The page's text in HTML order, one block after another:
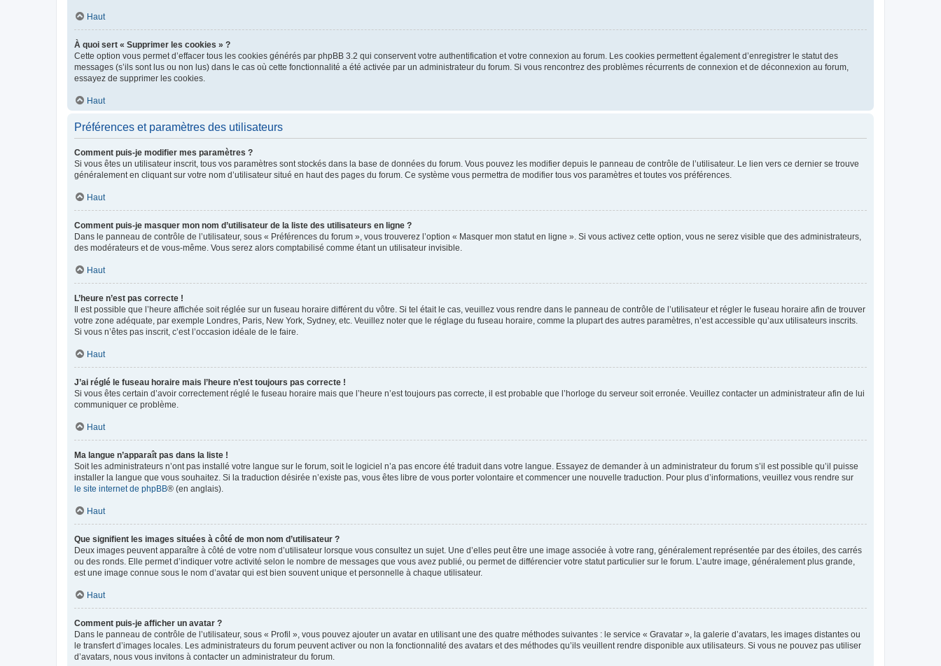
Haut
À quoi sert « Supprimer les cookies » ?
Cette option vous permet d’effacer tous les cookies générés par phpBB 3.2 qui conservent votre authentification et votre connexion au forum. Les cookies permettent également d’enregistrer le statut des
messages (s’ils sont lus ou non lus) dans le cas où cette fonctionnalité a été activée par un administrateur du forum. Si vous rencontrez des problèmes récurrents de connexion et de déconnexion au forum,
essayez de supprimer les cookies.
Haut
Préférences et paramètres des utilisateurs
Comment puis-je modifier mes paramètres ?
Si vous êtes un utilisateur inscrit, tous vos paramètres sont stockés dans la base de données du forum. Vous pouvez les modifier depuis le panneau de contrôle de l’utilisateur. Le lien vers ce dernier se trouve
généralement en cliquant sur votre nom d’utilisateur situé en haut des pages du forum. Ce système vous permettra de modifier tous vos paramètres et toutes vos préférences.
Haut
Comment puis-je masquer mon nom d’utilisateur de la liste des utilisateurs en ligne ?
Dans le panneau de contrôle de l’utilisateur, sous « Préférences du forum », vous trouverez l’option « Masquer mon statut en ligne ». Si vous activez cette option, vous ne serez visible que des administrateurs,
des modérateurs et de vous-même. Vous serez alors comptabilisé comme étant un utilisateur invisible.
Haut
L’heure n’est pas correcte !
Il est possible que l’heure affichée soit réglée sur un fuseau horaire différent du vôtre. Si tel était le cas, veuillez vous rendre dans le panneau de contrôle de l’utilisateur et régler le fuseau horaire afin de trouver
votre zone adéquate, par exemple Londres, Paris, New York, Sydney, etc. Veuillez noter que le réglage du fuseau horaire, comme la plupart des autres paramètres, n’est accessible qu’aux utilisateurs inscrits.
Si vous n’êtes pas inscrit, c’est l’occasion idéale de le faire.
Haut
J’ai réglé le fuseau horaire mais l’heure n’est toujours pas correcte !
Si vous êtes certain d’avoir correctement réglé le fuseau horaire mais que l’heure n’est toujours pas correcte, il est probable que l’horloge du serveur soit erronée. Veuillez contacter un administrateur afin de lui
communiquer ce problème.
Haut
Ma langue n’apparaît pas dans la liste !
Soit les administrateurs n’ont pas installé votre langue sur le forum, soit le logiciel n’a pas encore été traduit dans votre langue. Essayez de demander à un administrateur du forum s’il est possible qu’il puisse
installer la langue que vous souhaitez. Si la traduction désirée n’existe pas, vous êtes libre de vous porter volontaire et commencer une nouvelle traduction. Pour plus d’informations, veuillez vous rendre sur
le site internet de phpBB® (en anglais).
Haut
Que signifient les images situées à côté de mon nom d’utilisateur ?
Deux images peuvent apparaître à côté de votre nom d’utilisateur lorsque vous consultez un sujet. Une d’elles peut être une image associée à votre rang, généralement représentée par des étoiles, des carrés
ou des ronds. Elle permet d’indiquer votre activité selon le nombre de messages que vous avez publié, ou permet de différencier votre statut particulier sur le forum. L’autre image, généralement plus grande,
est une image connue sous le nom d’avatar qui est bien souvent unique et personnelle à chaque utilisateur.
Haut
Comment puis-je afficher un avatar ?
Dans le panneau de contrôle de l’utilisateur, sous « Profil », vous pouvez ajouter un avatar en utilisant une des quatre méthodes suivantes : le service « Gravatar », la galerie d’avatars, les images distantes ou
le transfert d’images locales. Les administrateurs du forum peuvent activer ou non la fonctionnalité des avatars et des méthodes qu’ils veuillent rendre disponible aux utilisateurs. Si vous ne pouvez pas utiliser
d’avatars, nous vous invitons à contacter un administrateur du forum.